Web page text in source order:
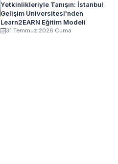
Yetkinlikleriyle Tanışın: İstanbul
Gelişim Üniversitesi'nden
Learn2EARN Eğitim Modeli
31 Temmuz 2026 Cuma